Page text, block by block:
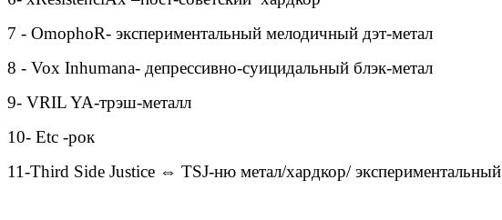
7 - OmophoR- экспериментальный мелодичный дэт-метал
8 - Vox Inhumana- депрессивно-суицидальный блэк-метал
9- VRILYA-трэш-металл
10- Etc -рок
11-Third Side Justice ⇔ TSJ-ню метал/хардкор/ экспериментальный